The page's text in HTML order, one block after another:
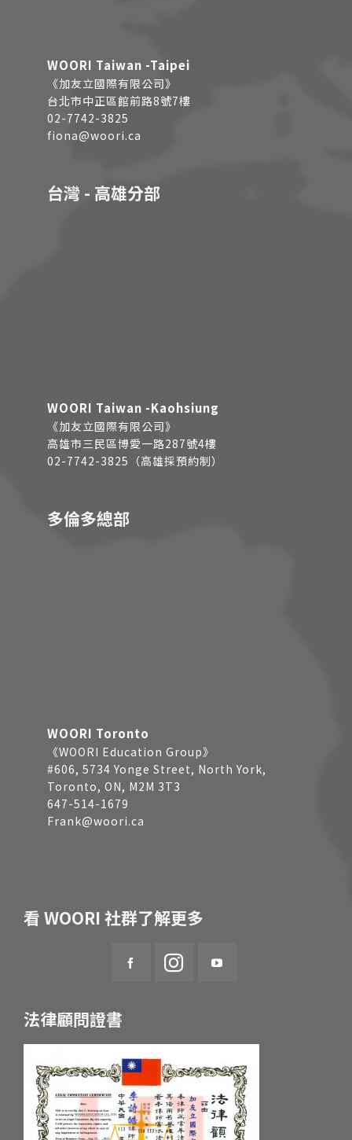
WOORI Taiwan -Taipei
《加友立國際有限公司》
台北市中正區館前路8號7樓
02-7742-3825
fiona@woori.ca
台灣 - 高雄分部
WOORI Taiwan -Kaohsiung
《加友立國際有限公司》
高雄市三民區博愛一路287號4樓
02-7742-3825（高雄採預約制）
多倫多總部
WOORI Toronto
《WOORI Education Group》
#606, 5734 Yonge Street, North York,
Toronto, ON, M2M 3T3
647-514-1679
Frank@woori.ca
看 WOORI 社群了解更多
法律顧問證書